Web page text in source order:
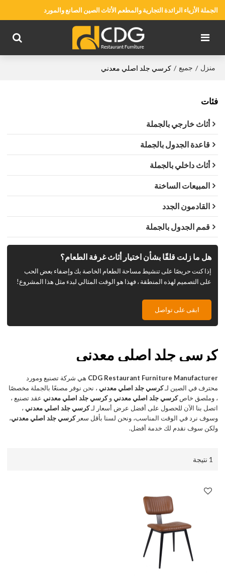
الجملة الأزياء الرائدة التجارية والمطعم الأثاث الصين الصانع والمورد
منزل / جميع / كرسي جلد اصلي معدني
فئات
أثاث خارجي بالجملة
قاعدة الجدول بالجملة
أثاث داخلي بالجملة
المبيعات الساخنة
القادمون الجدد
قمم الجدول بالجملة
هل ما زلت قلقًا بشأن اختيار أثاث غرفة الطعام؟
إذا كنت حريصًا على تنشيط مساحة الطعام الخاصة بك وإضفاء بعض الحب
على التصميم لهذه المنطقة ، فهذا هو الوقت المثالي لبدء مثل هذا المشروع!
ابقى على تواصل
كرسي جلد اصلي معدني
CDG Restaurant Furniture Manufacturer هي شركة تصنيع ومورد
محترف في الصين لـكرسي جلد اصلي معدني ، نحن نوفر مصنعًا بالجملة مخصصًا
، وملصق خاصكرسي جلد اصلي معدنيوكرسي جلد اصلي معدني عقد تصنيع ،
اتصل بنا الآن للحصول على أفضل عرض أسعار لـكرسي جلد اصلي معدني ،
وسوف نرد في الوقت المناسب، ونحن لسنا بأقل سعركرسي جلد اصلي معدني،
ولكن سوف نقدم لك خدمة أفضل.
1 نتيجة